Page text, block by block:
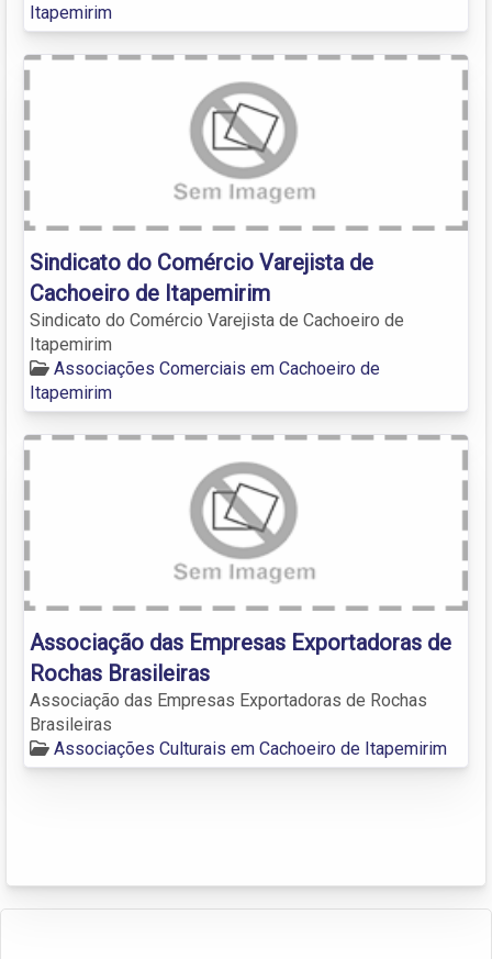
Itapemirim
Sindicato do Comércio Varejista de
Cachoeiro de Itapemirim
Sindicato do Comércio Varejista de Cachoeiro de
Itapemirim
Associações Comerciais em Cachoeiro de
Itapemirim
Associação das Empresas Exportadoras de
Rochas Brasileiras
Associação das Empresas Exportadoras de Rochas
Brasileiras
Associações Culturais em Cachoeiro de Itapemirim